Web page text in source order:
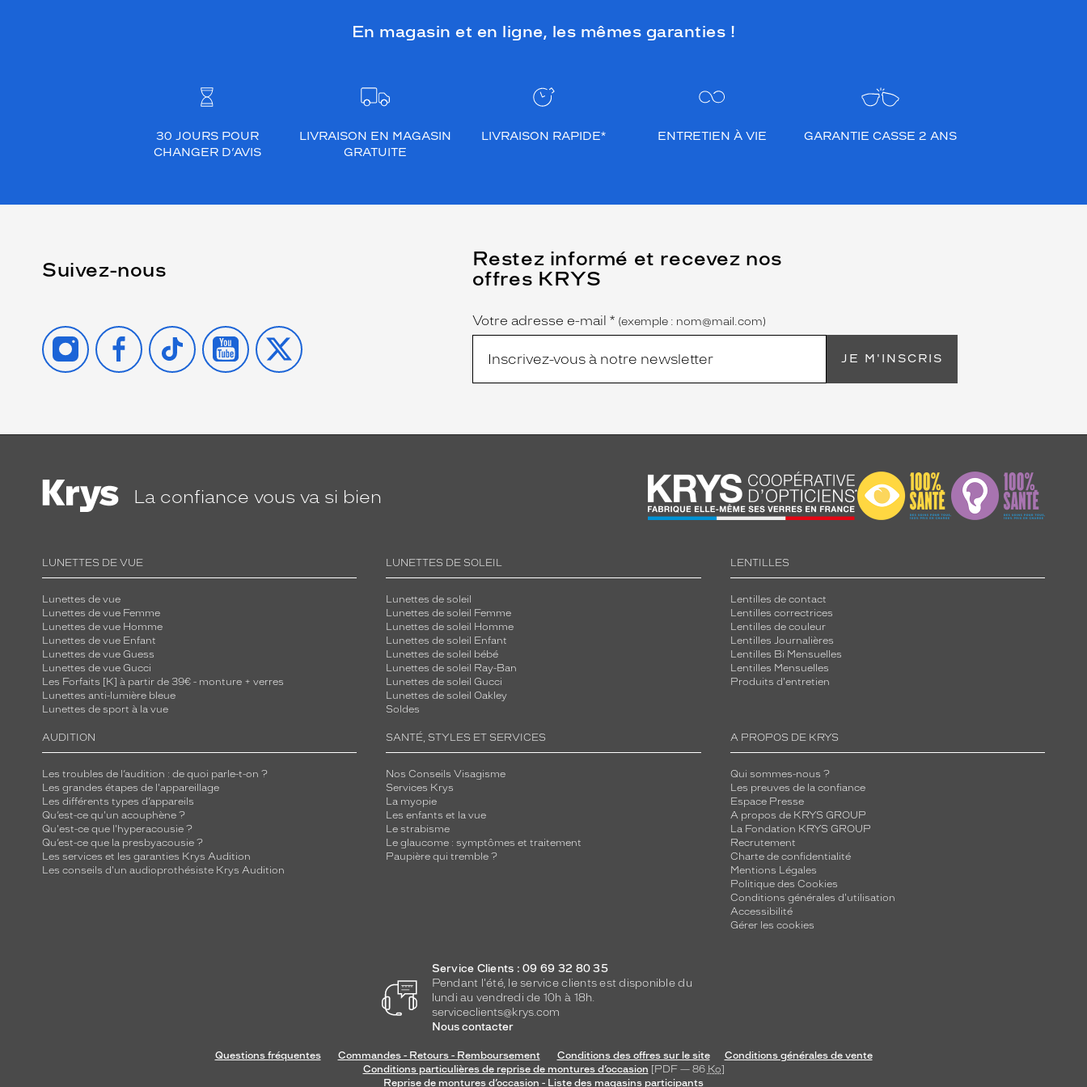
En magasin et en ligne, les mêmes garanties !
30 JOURS POUR
CHANGER D’AVIS
LIVRAISON EN MAGASIN
GRATUITE
LIVRAISON RAPIDE* ENTRETIEN À VIE GARANTIE CASSE 2 ANS
Suivez-nous
INSTAGRAMFACEBOOK
TIKTOK YOUTUBE
X
Restez informé et recevez nos
offres KRYS
Name
Votre adresse e-mail *
(Ce
champ
est
obligatoire)
(exemple : nom@mail.com)
JE M'INSCRIS
La confiance vous va si bien
LUNETTES DE VUE
Lunettes de vue
Lunettes de vue Femme
Lunettes de vue Homme
Lunettes de vue Enfant
Lunettes de vue Guess
Lunettes de vue Gucci
Les Forfaits [K] à partir de 39€ - monture + verres
Lunettes anti-lumière bleue
Lunettes de sport à la vue
LUNETTES DE SOLEIL
Lunettes de soleil
Lunettes de soleil Femme
Lunettes de soleil Homme
Lunettes de soleil Enfant
Lunettes de soleil bébé
Lunettes de soleil Ray-Ban
Lunettes de soleil Gucci
Lunettes de soleil Oakley
Soldes
LENTILLES
Lentilles de contact
Lentilles correctrices
Lentilles de couleur
Lentilles Journalières
Lentilles Bi Mensuelles
Lentilles Mensuelles
Produits d'entretien
AUDITION
Les troubles de l’audition : de quoi parle-t-on ?
Les grandes étapes de l'appareillage
Les différents types d’appareils
Qu’est-ce qu'un acouphène ?
Qu'est-ce que l'hyperacousie ?
Qu’est-ce que la presbyacousie ?
Les services et les garanties Krys Audition
Les conseils d'un audioprothésiste Krys Audition
SANTÉ, STYLES ET SERVICES
Nos Conseils Visagisme
Services Krys
La myopie
Les enfants et la vue
Le strabisme
Le glaucome : symptômes et traitement
Paupière qui tremble ?
A PROPOS DE KRYS
Qui sommes-nous ?
Les preuves de la confiance
Espace Presse
A propos de KRYS GROUP
La Fondation KRYS GROUP
Recrutement
Charte de confidentialité
Mentions Légales
Politique des Cookies
Conditions générales d'utilisation
Accessibilité
Gérer les cookies
Service Clients : 09 69 32 80 35
Pendant l'été, le service clients est disponible du
lundi au vendredi de 10h à 18h.
serviceclients@krys.com
Nous contacter
Questions fréquentes Commandes - Retours - Remboursement Conditions des offres sur le site
Conditions générales de vente
Conditions particulières de reprise de montures d’occasion [PDF — 86 Ko]
Reprise de montures d’occasion - Liste des magasins participants